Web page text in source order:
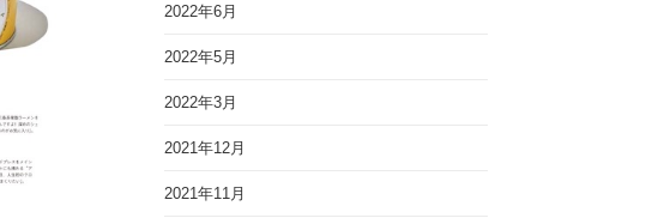
2022年6月
2022年5月
2022年3月
2021年12月
2021年11月